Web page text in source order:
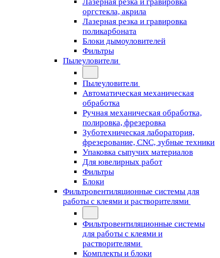
оргстекла, акрила
Лазерная резка и гравировка
поликарбоната
Блоки дымоуловителей
Фильтры
Пылеуловители
Пылеуловители
Автоматическая механическая
обработка
Ручная механическая обработка,
полировка, фрезеровка
Зуботехническая лаборатория,
фрезерование, CNC, зубные техники
Упаковка сыпучих материалов
Для ювелирных работ
Фильтры
Блоки
Фильтровентиляционные системы для
работы с клеями и растворителями
Фильтровентиляционные системы
для работы с клеями и
растворителями
Комплекты и блоки